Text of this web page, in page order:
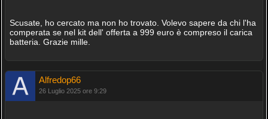
Scusate, ho cercato ma non ho trovato. Volevo sapere da chi l'ha
comperata se nel kit dell' offerta a 999 euro è compreso il carica
batteria. Grazie mille.
Alfredop66
26 Luglio 2025 ore 9:29